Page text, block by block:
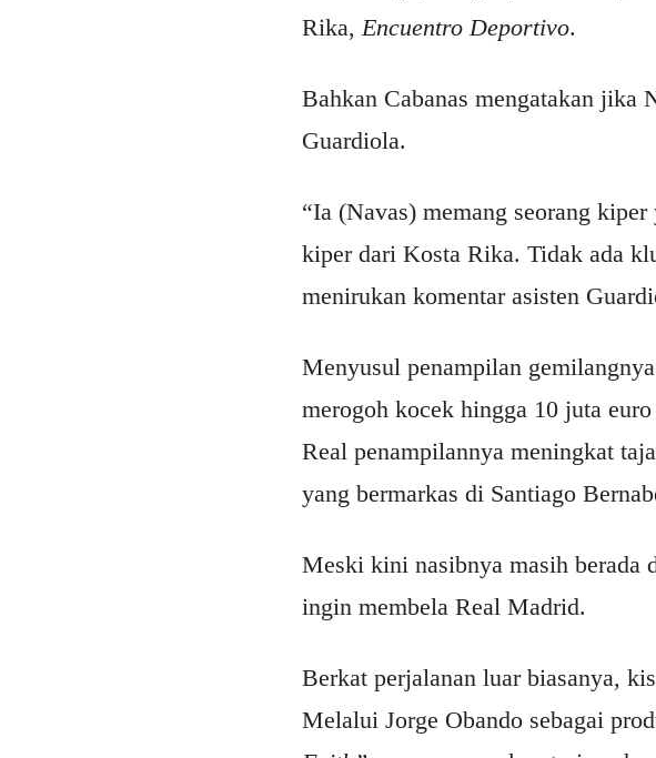
Rika,Encuentro Deportivo.
Bahkan Cabanas mengatakan jika
Guardiola.
“Ia (Navas) memang seorang
kiper dari Kosta Rika. Tidak ada
menirukan komentar asisten
Menyusul penampilan
merogoh kocek hingga 10 juta
Real penampilannya meningkat
yang bermarkas di Santiago
Meski kini nasibnya masih berada
ingin membela Real Madrid.
Berkat perjalanan luar biasanya,
Melalui Jorge Obando sebagai